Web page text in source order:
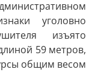
уголовно
изъято
59 метров,
общим весом